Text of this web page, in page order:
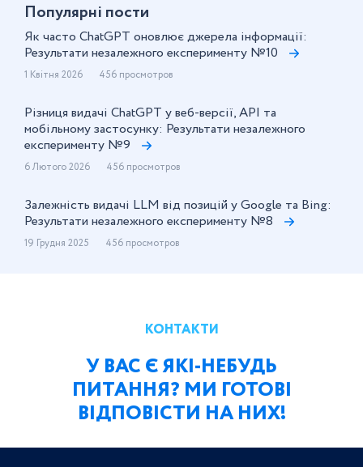
Популярнi пости
Як часто ChatGPT оновлює джерела інформації:
Результати незалежного експерименту №10
1 Квітня 2026 456 просмотров
Різниця видачі ChatGPT у веб-версії, API та
мобільному застосунку: Результати незалежного
експерименту №9
6 Лютого 2026 456 просмотров
Залежність видачі LLM від позицій у Google та Bing:
Результати незалежного експерименту №8
19 Грудня 2025 456 просмотров
КОНТАКТИ
У ВАС Є ЯКІ-НЕБУДЬ
ПИТАННЯ? МИ ГОТОВІ
ВІДПОВІСТИ НА НИХ!